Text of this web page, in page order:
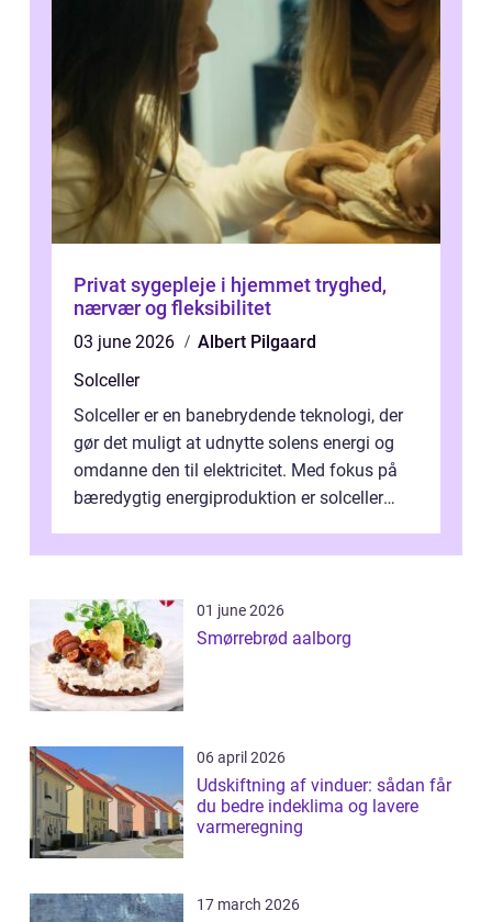
Privat sygepleje i hjemmet tryghed,
nærvær og fleksibilitet
03 june 2026
Albert Pilgaard
Solceller
Solceller er en banebrydende teknologi, der
gør det muligt at udnytte solens energi og
omdanne den til elektricitet. Med fokus på
bæredygtig energiproduktion er solceller
01 june 2026
Smørrebrød aalborg
06 april 2026
Udskiftning af vinduer: sådan får
du bedre indeklima og lavere
varmeregning
17 march 2026